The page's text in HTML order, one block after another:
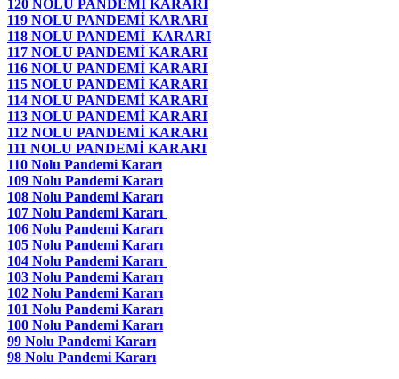
120 NOLU PANDEMİ KARARI
119 NOLU PANDEMİ KARARI
118 NOLU PANDEMİ KARARI
117 NOLU PANDEMİ KARARI
116 NOLU PANDEMİ KARARI
115 NOLU PANDEMİ KARARI
114 NOLU PANDEMİ KARARI
113 NOLU PANDEMİ KARARI
112 NOLU PANDEMİ KARARI
111 NOLU PANDEMİ KARARI
110 Nolu Pandemi Kararı
109 Nolu Pandemi Kararı
108 Nolu Pandemi Kararı
107 Nolu Pandemi Kararı
106 Nolu Pandemi Kararı
105 Nolu Pandemi Kararı
104 Nolu Pandemi Kararı
103 Nolu Pandemi Kararı
102 Nolu Pandemi Kararı
101 Nolu Pandemi Kararı
100 Nolu Pandemi Kararı
99 Nolu Pandemi Kararı
98 Nolu Pandemi Kararı